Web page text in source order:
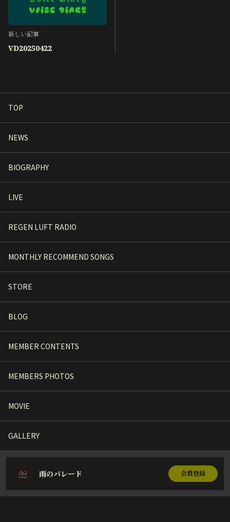
新しい記事
VD20250422
TOP
NEWS
BIOGRAPHY
LIVE
REGEN LUFT RADIO
MONTHLY RECOMMEND SONGS
STORE
BLOG
MEMBER CONTENTS
MEMBERS PHOTOS
MOVIE
GALLERY
雨のパレード 会員登録